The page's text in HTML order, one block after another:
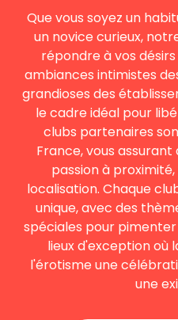
Que vous soyez un
un novice curieux,
répondre à vos
ambiances intimistes
grandioses des
le cadre idéal pour
clubs partenaires
France, vous
passion à
localisation. Chaque
unique, avec des
spéciales pour pimenter
lieux d'exception où
l'érotisme une
une